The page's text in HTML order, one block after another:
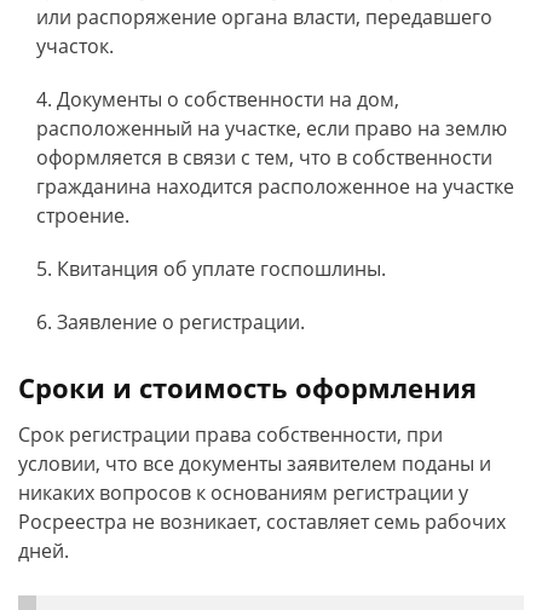
или распоряжение органа власти, передавшего
участок.
Документы о собственности на дом,
расположенный на участке, если право на землю
оформляется в связи с тем, что в собственности
гражданина находится расположенное на участке
строение.
Квитанция об уплате госпошлины.
Заявление о регистрации.
Сроки и стоимость оформления
Срок регистрации права собственности, при
условии, что все документы заявителем поданы и
никаких вопросов к основаниям регистрации у
Росреестра не возникает, составляет семь рабочих
дней.